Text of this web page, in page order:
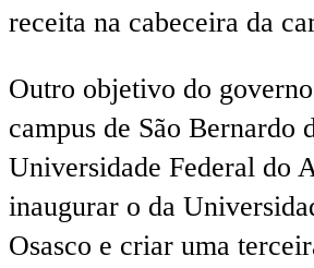
receita na cabeceira da
Outro objetivo do
campus de São Bernardo
Universidade Federal do
inaugurar o da
Osasco e criar uma